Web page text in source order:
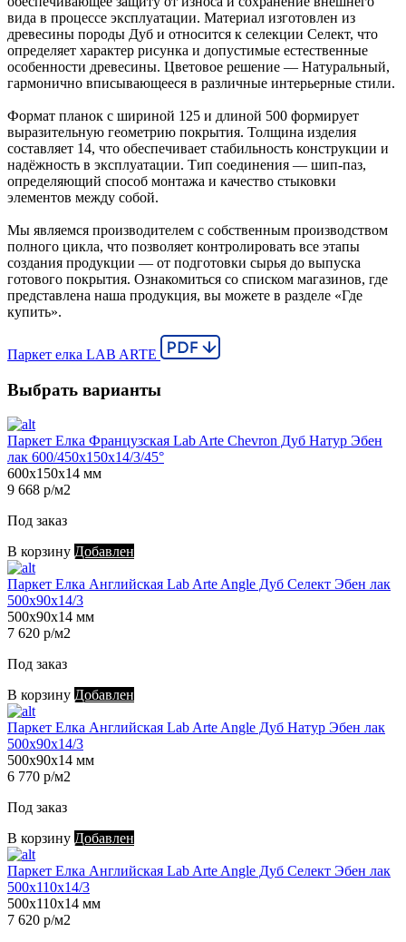
вида в процессе эксплуатации. Материал изготовлен из
древесины породы Дуб и относится к селекции Селект, что
определяет характер рисунка и допустимые естественные
особенности древесины. Цветовое решение — Натуральный,
гармонично вписывающееся в различные интерьерные стили.
Формат планок с шириной 125 и длиной 500 формирует
выразительную геометрию покрытия. Толщина изделия
составляет 14, что обеспечивает стабильность конструкции и
надёжность в эксплуатации. Тип соединения — шип-паз,
определяющий способ монтажа и качество стыковки
элементов между собой.
Мы являемся производителем с собственным производством
полного цикла, что позволяет контролировать все этапы
создания продукции — от подготовки сырья до выпуска
готового покрытия. Ознакомиться со списком магазинов, где
представлена наша продукция, вы можете в разделе «Где
купить».
Паркет елка LAB ARTE
Выбрать варианты
Паркет Елка Французская Lab Arte Chevron Дуб Натур Эбен
лак 600/450х150х14/3/45°
600х150х14 мм
9 668 р/м2
Под заказ
В корзину Добавлен
Паркет Елка Английская Lab Arte Angle Дуб Селект Эбен лак
500х90х14/3
500х90х14 мм
7 620 р/м2
Под заказ
В корзину Добавлен
Паркет Елка Английская Lab Arte Angle Дуб Натур Эбен лак
500х90х14/3
500х90х14 мм
6 770 р/м2
Под заказ
В корзину Добавлен
Паркет Елка Английская Lab Arte Angle Дуб Селект Эбен лак
500х110х14/3
500х110х14 мм
7 620 р/м2